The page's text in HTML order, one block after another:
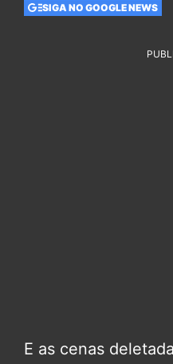
SIGA NO GOOGLE NEWS
E as cenas